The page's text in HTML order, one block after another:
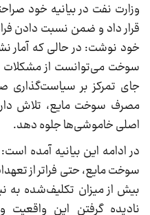
وزارت نفت در بیانیه خود
قرار داد و ضمن نسبت دادن
خود نوشت: در حالی که
سوخت می‌توانست از مشکلات
جای تمرکز بر سیاست‌گذاری
مصرف سوخت مایع، تلاش دارد
اصلی خاموشی‌ها جلوه دهد.
در ادامه این بیانیه آمده
سوخت مایع، حتی فراتر از
بیش از میزان تکلیف‌شده به
نادیده گرفتن این